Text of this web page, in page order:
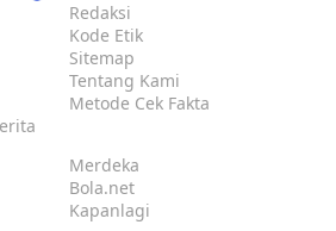
Redaksi
Kode Etik
Sitemap
Tentang Kami
Metode Cek Fakta
Merdeka
Bola.net
Kapanlagi